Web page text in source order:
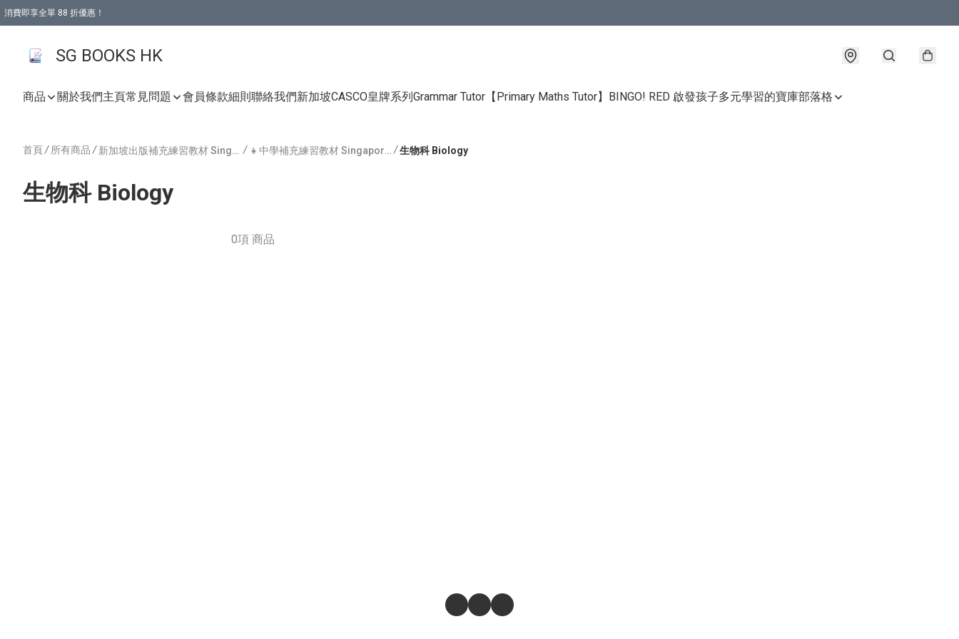
消費即享全單 88 折優惠！
SG BOOKS HK
商品 關於我們主頁常見問題 會員條款細則聯絡我們新加坡CASCO皇牌系列Grammar Tutor 【Primary Maths Tutor】 BINGO! RED 啟發孩子多元學習的寶庫部落格
首頁/ 所有商品 / 新加坡出版補充練習教材 Singapore Publishing / 👧中學補充練習教材 Singapore Secondary /生物科 Biology
生物科 Biology
0項 商品